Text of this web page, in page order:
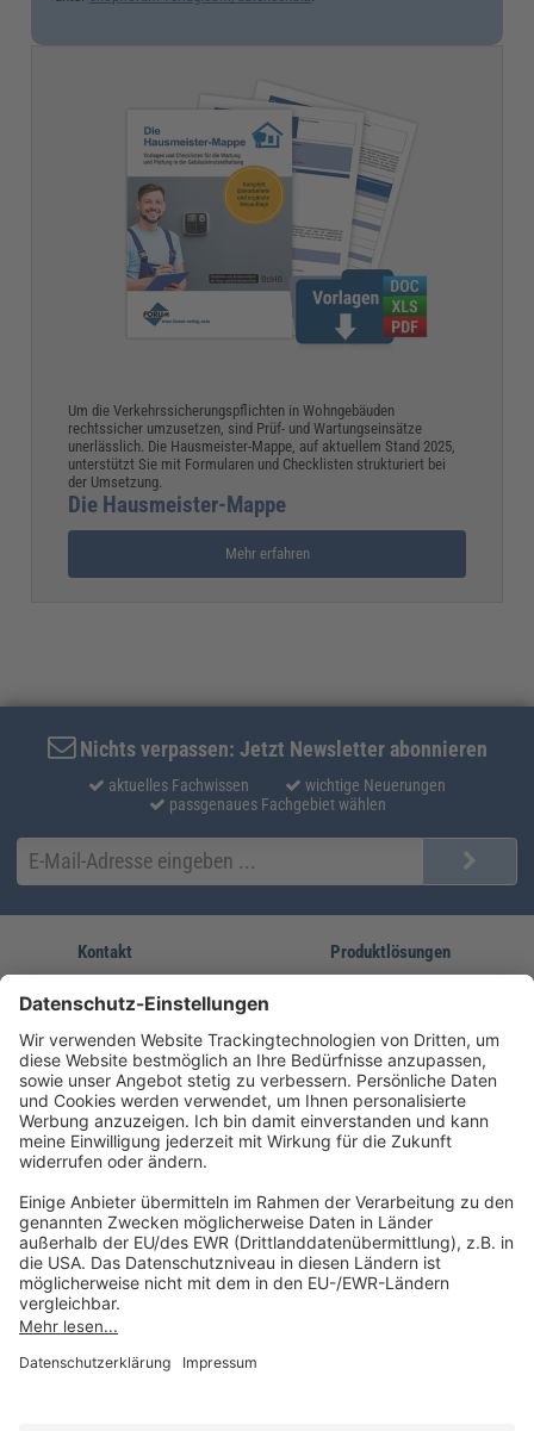
Um die Verkehrssicherungspflichten in Wohngebäuden
rechtssicher umzusetzen, sind Prüf- und Wartungseinsätze
unerlässlich. Die Hausmeister-Mappe, auf aktuellem Stand 2025,
unterstützt Sie mit Formularen und Checklisten strukturiert bei
der Umsetzung.
Die Hausmeister-Mappe
Mehr erfahren
Nichts verpassen: Jetzt Newsletter abonnieren
aktuelles Fachwissen
wichtige Neuerungen
passgenaues Fachgebiet wählen
Kontakt
service@forum-verlag.com
Mo-Do 07:30 - 17:00 Uhr
Fr 07:30 - 15:00 Uhr
Produktlösungen
Unsere Marken
Folgen Sie uns
Impressum
Datenschutz